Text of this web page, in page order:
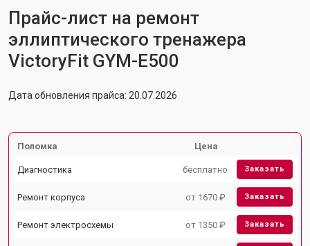
Прайс-лист на ремонт
эллиптического тренажера
VictoryFit GYM-E500
Дата обновления прайса: 20.07.2026
Поломка Цена
Диагностика бесплатно Заказать
Ремонт корпуса от 1670 ₽ Заказать
Ремонт электросхемы от 1350 ₽ Заказать